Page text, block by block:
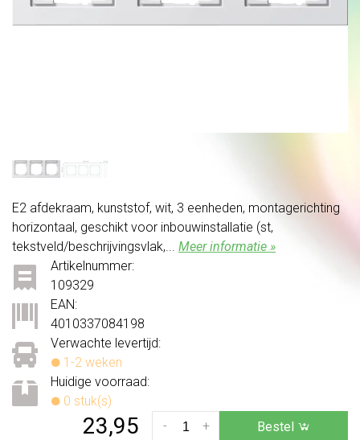
E2 afdekraam, kunststof, wit, 3 eenheden, montagerichting
horizontaal, geschikt voor inbouwinstallatie (st,
tekstveld/beschrijvingsvlak,... Meer informatie »
Verwachte levertijd:
1-2 weken
Huidige voorraad:
0 stuk(s)
Artikelnummer:
109329
EAN:
4010337084198
23,95 +
- Bestel